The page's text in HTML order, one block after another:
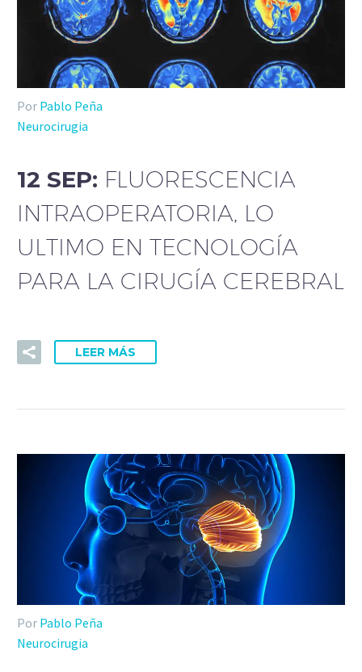
Por Pablo Peña
Neurocirugia
12 SEP: FLUORESCENCIA
INTRAOPERATORIA, LO
ULTIMO EN TECNOLOGÍA
PARA LA CIRUGÍA CEREBRAL
LEER MÁS
Por Pablo Peña
Neurocirugia